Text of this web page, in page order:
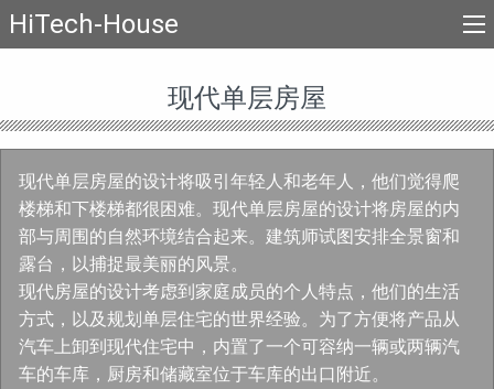
HiTech-House
现代单层房屋
现代单层房屋的设计将吸引年轻人和老年人，他们觉得爬
楼梯和下楼梯都很困难。现代单层房屋的设计将房屋的内
部与周围的自然环境结合起来。建筑师试图安排全景窗和
露台，以捕捉最美丽的风景。
现代房屋的设计考虑到家庭成员的个人特点，他们的生活
方式，以及规划单层住宅的世界经验。为了方便将产品从
汽车上卸到现代住宅中，内置了一个可容纳一辆或两辆汽
车的车库，厨房和储藏室位于车库的出口附近。